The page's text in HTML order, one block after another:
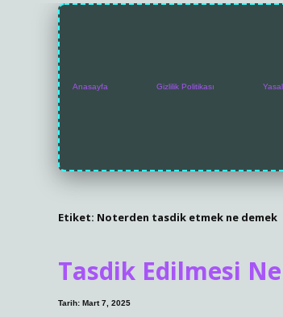
Anasayfa Gizlilik Politikası
Etiket: Noterden tasdik etmek ne demek
Tasdik Edilmesi
Tarih: Mart 7, 2025